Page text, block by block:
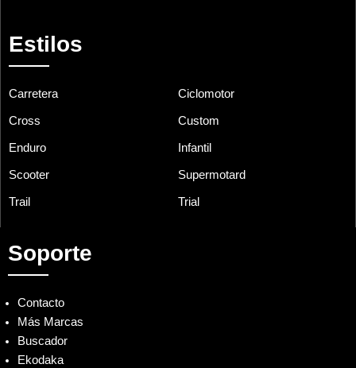
Estilos
Carretera Ciclomotor
Cross Custom
Enduro Infantil
Scooter Supermotard
Trail Trial
Soporte
Contacto
Más Marcas
Buscador
Ekodaka